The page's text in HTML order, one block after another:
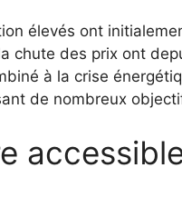
élevés ont
chute des prix ont
à la crise
de nombreux